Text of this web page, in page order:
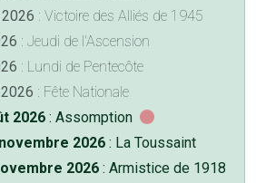
: Victoire des Alliés de 1945
: Jeudi de l'Ascension
: Lundi de Pentecôte
: Fête Nationale
2026 : Assomption
novembre 2026 : La Toussaint
2026 : Armistice de 1918